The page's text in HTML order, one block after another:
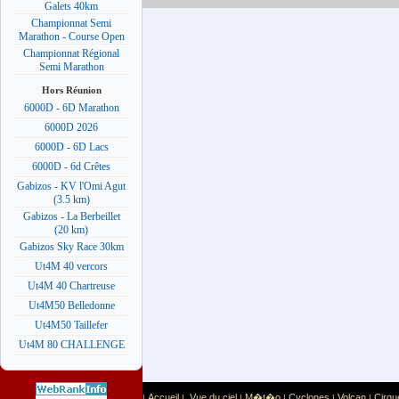
Galets 40km
Championnat Semi
Marathon - Course Open
Championnat Régional
Semi Marathon
Hors Réunion
6000D - 6D Marathon
6000D 2026
6000D - 6D Lacs
6000D - 6d Crêtes
Gabizos - KV l'Omi Agut
(3.5 km)
Gabizos - La Berbeillet
(20 km)
Gabizos Sky Race 30km
Ut4M 40 vercors
Ut4M 40 Chartreuse
Ut4M50 Belledonne
Ut4M50 Taillefer
Ut4M 80 CHALLENGE